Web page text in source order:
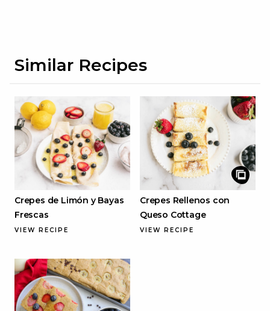
Similar Recipes
Crepes de Limón y Bayas
Frescas
VIEW RECIPE
Crepes Rellenos con
Queso Cottage
VIEW RECIPE